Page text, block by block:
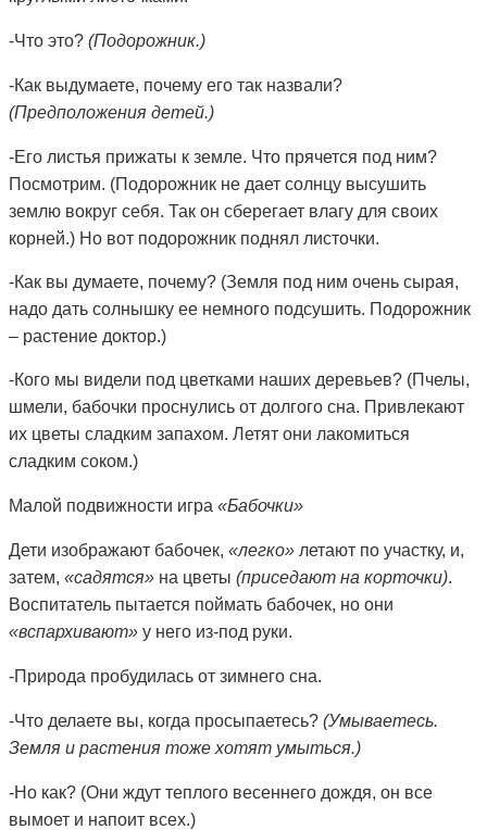
-Что это? (Подорожник.)
-Как выдумаете, почему его так назвали?
(Предположения детей.)
-Его листья прижаты к земле. Что прячется под ним?
Посмотрим. (Подорожник не дает солнцу высушить
землю вокруг себя. Так он сберегает влагу для своих
корней.) Но вот подорожник поднял листочки.
-Как вы думаете, почему? (Земля под ним очень сырая,
надо дать солнышку ее немного подсушить. Подорожник
– растение доктор.)
-Кого мы видели под цветками наших деревьев? (Пчелы,
шмели, бабочки проснулись от долгого сна. Привлекают
их цветы сладким запахом. Летят они лакомиться
сладким соком.)
Малой подвижности игра «Бабочки»
Дети изображают бабочек, «легко» летают по участку, и,
затем, «садятся» на цветы (приседают на корточки).
Воспитатель пытается поймать бабочек, но они
«вспархивают» у него из-под руки.
-Природа пробудилась от зимнего сна.
-Что делаете вы, когда просыпаетесь? (Умываетесь.
Земля и растения тоже хотят умыться.)
-Но как? (Они ждут теплого весеннего дождя, он все
вымоет и напоит всех.)